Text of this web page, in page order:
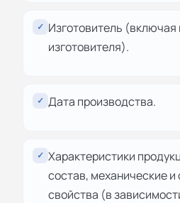
✓ Изготовитель (включая
изготовителя).
✓ Дата производства.
✓ Характеристики
состав, механические
свойства (в